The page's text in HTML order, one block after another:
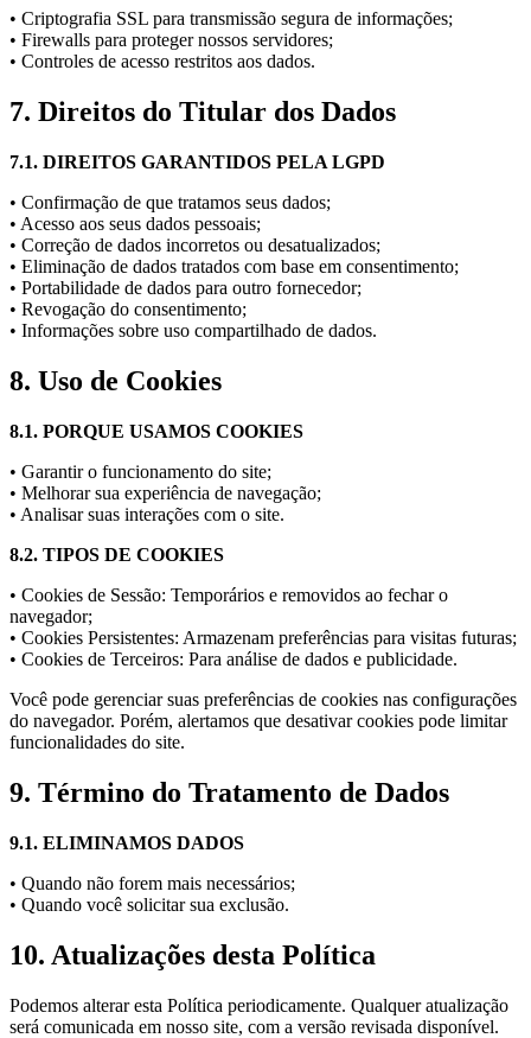
• Criptografia SSL para transmissão segura de informações;
• Firewalls para proteger nossos servidores;
• Controles de acesso restritos aos dados.
7. Direitos do Titular dos Dados
7.1. DIREITOS GARANTIDOS PELA LGPD
• Confirmação de que tratamos seus dados;
• Acesso aos seus dados pessoais;
• Correção de dados incorretos ou desatualizados;
• Eliminação de dados tratados com base em consentimento;
• Portabilidade de dados para outro fornecedor;
• Revogação do consentimento;
• Informações sobre uso compartilhado de dados.
8. Uso de Cookies
8.1. PORQUE USAMOS COOKIES
• Garantir o funcionamento do site;
• Melhorar sua experiência de navegação;
• Analisar suas interações com o site.
8.2. TIPOS DE COOKIES
• Cookies de Sessão: Temporários e removidos ao fechar o
navegador;
• Cookies Persistentes: Armazenam preferências para visitas futuras;
• Cookies de Terceiros: Para análise de dados e publicidade.
Você pode gerenciar suas preferências de cookies nas configurações
do navegador. Porém, alertamos que desativar cookies pode limitar
funcionalidades do site.
9. Término do Tratamento de Dados
9.1. ELIMINAMOS DADOS
• Quando não forem mais necessários;
• Quando você solicitar sua exclusão.
10. Atualizações desta Política
Podemos alterar esta Política periodicamente. Qualquer atualização
será comunicada em nosso site, com a versão revisada disponível.